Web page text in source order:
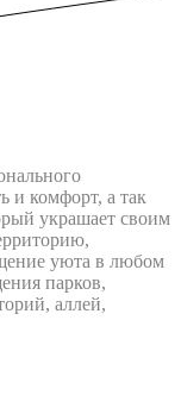
и комфорт, а так
украшает своим
уюта в любом
парков,
аллей,